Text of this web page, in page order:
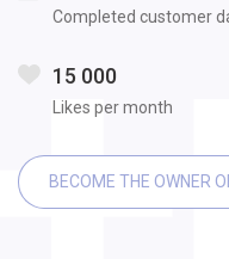
Completed customer
15 000
Likes per month
BECOME THE OWNER